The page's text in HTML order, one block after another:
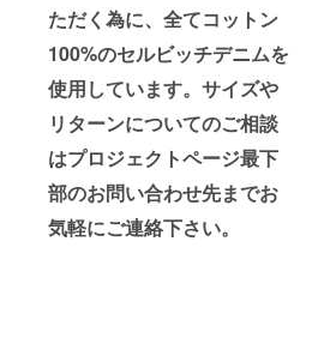
ただく為に、全てコットン
100%のセルビッチデニムを
使用しています。サイズや
リターンについてのご相談
はプロジェクトページ最下
部のお問い合わせ先までお
気軽にご連絡下さい。